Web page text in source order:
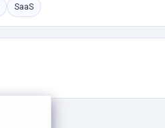
SaaS